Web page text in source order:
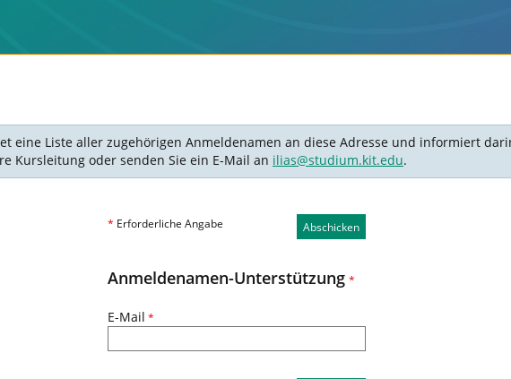
eine Liste aller zugehörigen Anmeldenamen an diese Adresse und informiert
Kursleitung oder senden Sie ein E-Mail an ilias@studium.kit.edu.
Abschicken
* Erforderliche Angabe
Anmeldenamen-Unterstützung *
E-Mail *